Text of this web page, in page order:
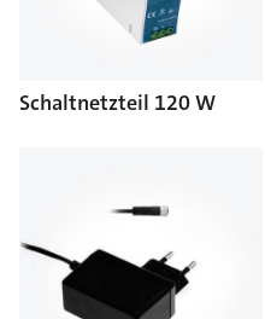
Schaltnetzteil 120 W